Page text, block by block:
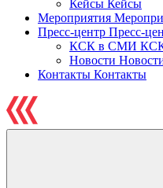
Кейсы Кейсы
Мероприятия
Пресс-центр Пресс-
КСК в СМИ
Новости
Контакты Контакты